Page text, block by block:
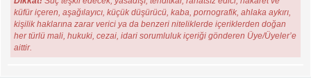
küfür içeren, aşağılayıcı, küçük düşürücü, kaba, pornografik, ahlaka aykırı,
kişilik haklarına zarar verici ya da benzeri niteliklerde içeriklerden doğan
her türlü mali, hukuki, cezai, idari sorumluluk içeriği gönderen Üye/Üyeler’e
aittir.